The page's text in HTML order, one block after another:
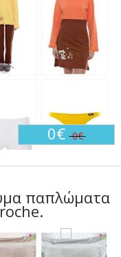
0€0€
παπλώματα